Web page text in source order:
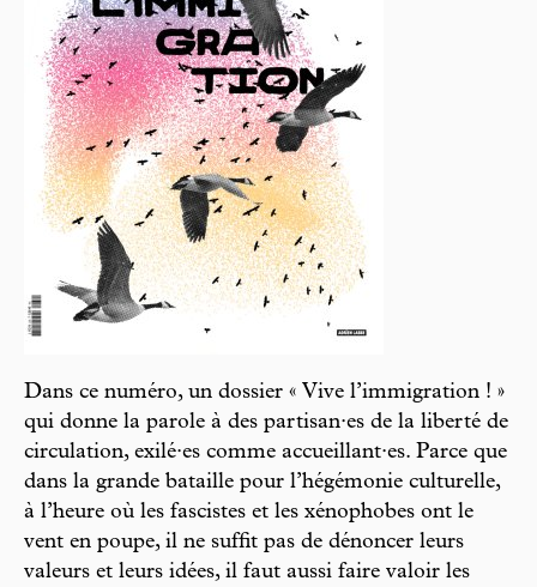
Dans ce numéro, un dossier « Vive l’immigration ! »
qui donne la parole à des partisan·es de la liberté de
circulation, exilé·es comme accueillant·es. Parce que
dans la grande bataille pour l’hégémonie culturelle,
à l’heure où les fascistes et les xénophobes ont le
vent en poupe, il ne suffit pas de dénoncer leurs
valeurs et leurs idées, il faut aussi faire valoir les